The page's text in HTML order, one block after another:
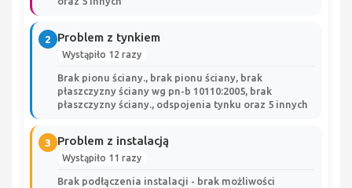
2 Problem z tynkiem
Wystąpiło 12 razy
Brak pionu ściany., brak pionu ściany, brak
płaszczyzny ściany wg pn-b 10110:2005, brak
płaszczyzny ściany., odspojenia tynku oraz 5 innych
3 Problem z instalacją
Wystąpiło 11 razy
Brak podłączenia instalacji - brak możliwości